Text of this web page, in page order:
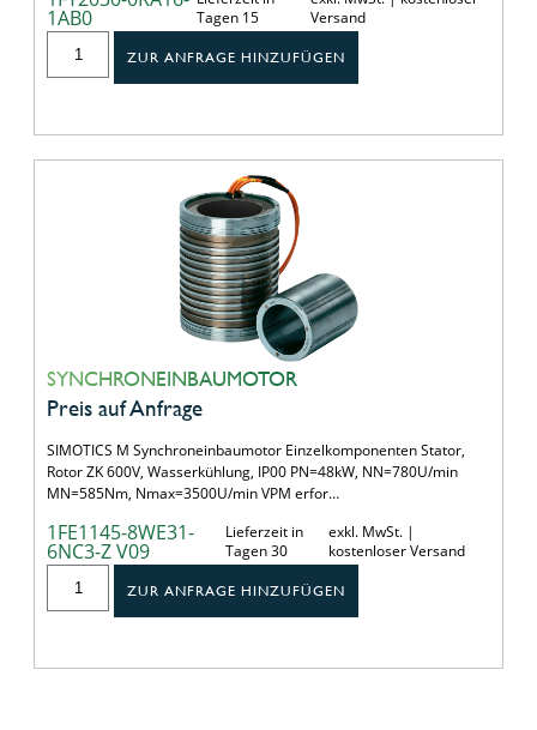
1AB0
Tagen 15
Versand
ZUR ANFRAGE HINZUFÜGEN
SYNCHRONEINBAUMOTOR
Preis auf Anfrage
SIMOTICS M Synchroneinbaumotor Einzelkomponenten Stator,
Rotor ZK 600V, Wasserkühlung, IP00 PN=48kW, NN=780U/min
MN=585Nm, Nmax=3500U/min VPM erfor…
1FE1145-8WE31-
6NC3-Z V09
Lieferzeit in
Tagen 30
exkl. MwSt. |
kostenloser Versand
ZUR ANFRAGE HINZUFÜGEN